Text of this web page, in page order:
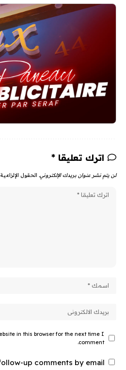
اترك تعليقا *
لن يتم نشر عنوان بريدك الإلكتروني. الحقول
in this browser for the next time I
comment.
up comments by email.